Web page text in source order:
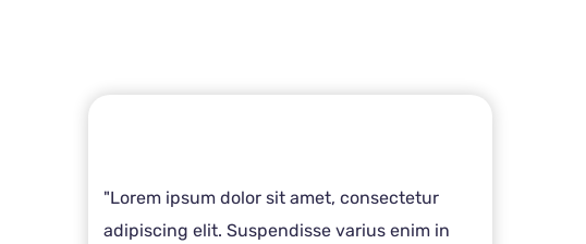
"Lorem ipsum dolor sit amet, consectetur
adipiscing elit. Suspendisse varius enim in